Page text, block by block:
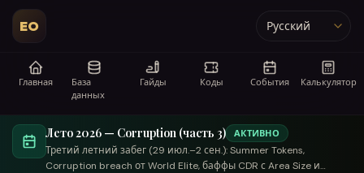
EO Язык
Главная
База
данных
Гайды Коды События Калькулятор
Лето 2026 — Corruption (часть 3) АКТИВНО
Третий летний забег (29 июл.–2 сен.): Summer Tokens,
Corruption breach от World Elite, баффы CDR с Area Size и